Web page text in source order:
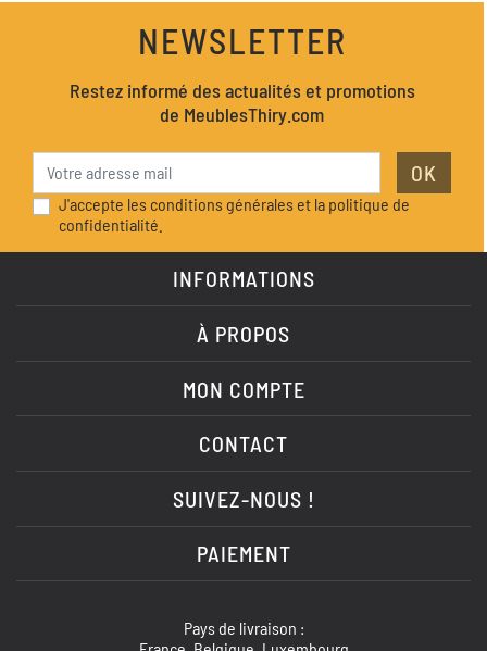
NEWSLETTER
Restez informé des actualités et promotions
de MeublesThiry.com
OK
J'accepte les conditions générales et la politique de
confidentialité.
INFORMATIONS
À PROPOS
MON COMPTE
CONTACT
SUIVEZ-NOUS !
PAIEMENT
Pays de livraison :